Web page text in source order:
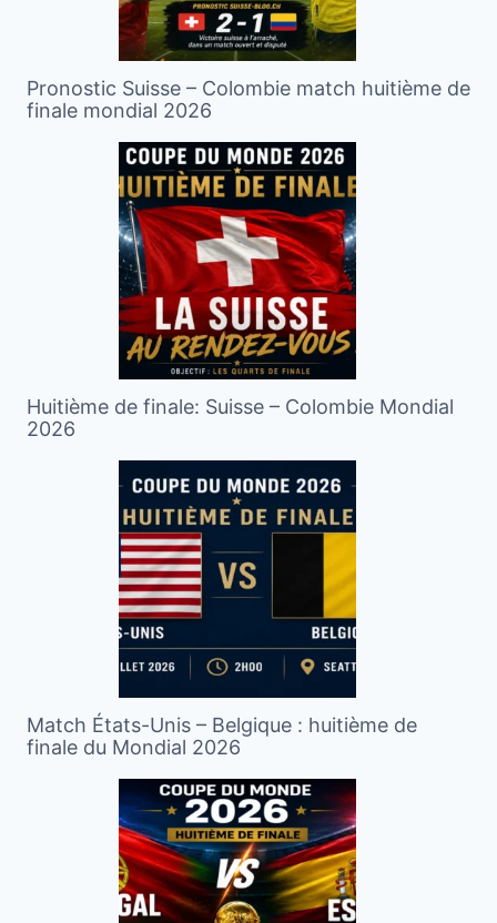
Pronostic Suisse – Colombie match huitième de
finale mondial 2026
Huitième de finale: Suisse – Colombie Mondial
2026
Match États-Unis – Belgique : huitième de
finale du Mondial 2026